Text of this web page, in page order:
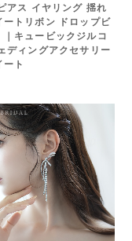
アス イヤリング 揺れ
ートリボン ドロップビ
｜キュービックジルコ
ディングアクセサリー
ート